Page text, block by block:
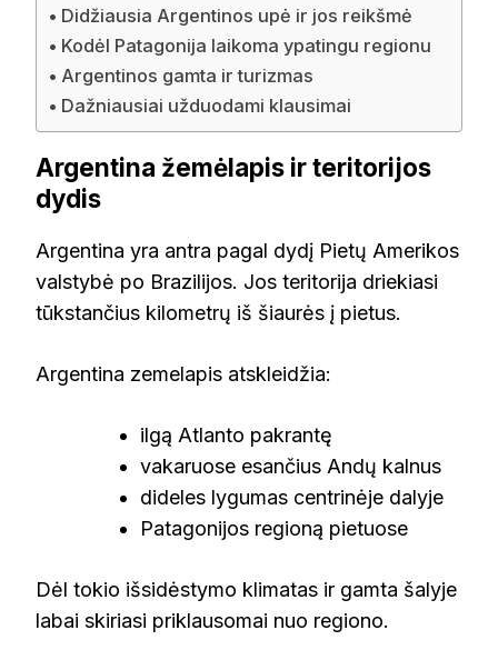
Didžiausia Argentinos upė ir jos reikšmė
Kodėl Patagonija laikoma ypatingu regionu
Argentinos gamta ir turizmas
Dažniausiai užduodami klausimai
Argentina žemėlapis ir teritorijos
dydis
Argentina yra antra pagal dydį Pietų Amerikos
valstybė po Brazilijos. Jos teritorija driekiasi
tūkstančius kilometrų iš šiaurės į pietus.
Argentina zemelapis atskleidžia:
ilgą Atlanto pakrantę
vakaruose esančius Andų kalnus
dideles lygumas centrinėje dalyje
Patagonijos regioną pietuose
Dėl tokio išsidėstymo klimatas ir gamta šalyje
labai skiriasi priklausomai nuo regiono.